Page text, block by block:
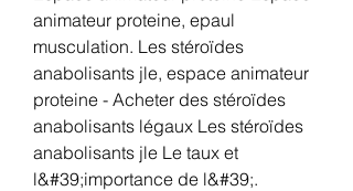
animateur proteine, epaul
musculation. Les stéroïdes
anabolisants jle, espace animateur
proteine - Acheter des stéroïdes
anabolisants légaux Les stéroïdes
anabolisants jle Le taux et
l&#39;importance de l&#39;.